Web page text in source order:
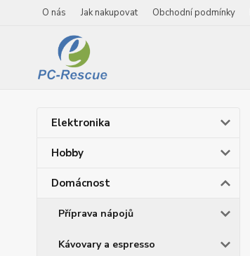
O nás Jak nakupovat Obchodní podmínky
Elektronika
Hobby
Domácnost
Příprava nápojů
Kávovary a espresso